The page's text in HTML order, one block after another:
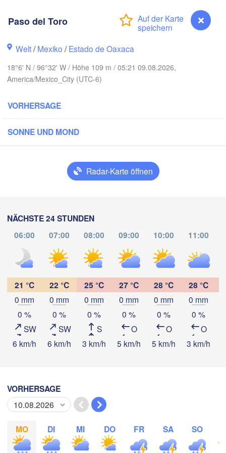
Paso del Toro
Welt/Mexiko /Estado de Oaxaca
18°6' N / 96°32' W / Höhe 109 m / 05:21 09.08.2026,
America/Mexico_City (UTC-6)
VORHERSAGE
SONNE UND MOND
Radar-Karte öffnen
NÄCHSTE 24 STUNDEN
06:00
07:00 08:00 09:00 10:00 11:00
21 °C
0 mm
0 %
SW
6 km/h
22 °C
0 mm
0 %
SW
6 km/h
25 °C
0 mm
0 %
S
3 km/h
27 °C
0 mm
0 %
O
5 km/h
28 °C
0 mm
0 %
O
5 km/h
28 °C
0 mm
0 %
O
3 km/h
VORHERSAGE
MO DI MI DO FR SA SO
Temperatur
Do
06. Aug
Fr
07. Aug
Sa
08. Aug 09. Aug
08:00 09:00 10:00 11:00 12 13 :00
App herunterladen
Reynosa
Ciudad Victoria
Tuxtla Gutiérrez
Poza Rica
Paso del Toro
H
H